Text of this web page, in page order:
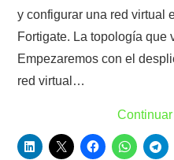
y configurar una red virtual
Fortigate. La topología que
Empezaremos con el
red virtual…